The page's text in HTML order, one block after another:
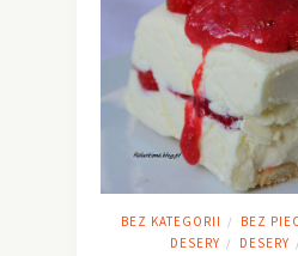
BEZ KATEGORII / BEZ
DESERY / DESERY /